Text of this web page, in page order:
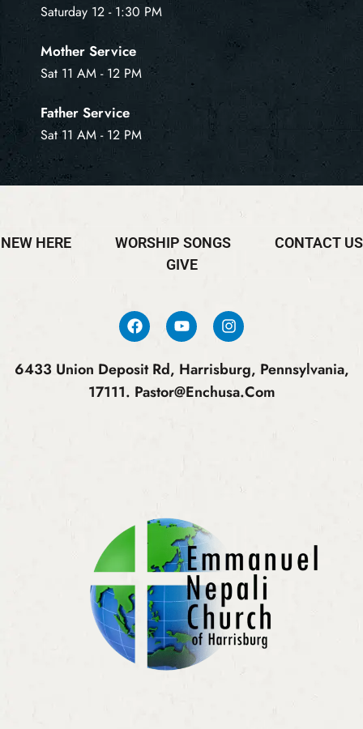
Saturday 12 - 1:30 PM
Mother Service
Sat 11 AM - 12 PM
Father Service
Sat 11 AM - 12 PM
NEW HERE WORSHIP SONGS
CONTACT US
GIVE
6433 Union Deposit Rd, Harrisburg, Pennsylvania,
17111. Pastor@enchusa.com